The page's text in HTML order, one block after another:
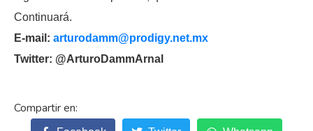
Continuará.
E-mail: arturodamm@prodigy.net.mx
Twitter: @ArturoDammArnal